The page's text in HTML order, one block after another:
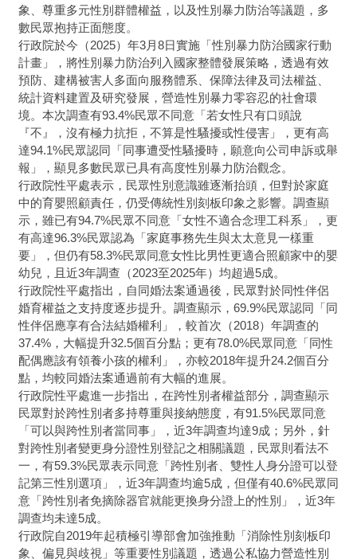
象、尊重多元性別群體權益，以及性別暴力防治等議題，多
數民眾抱持正面態度。
行政院於今（2025）年3月8日實施「性別暴力防治國家行動
計畫」，將性別暴力防治列入國家整體發展策略，透過有效
預防、建構被害人多面向服務體系、保障法律及司法權益、
統計資料建置及研究發展，營造性別暴力零容忍的社會環
境。本次調查有93.4%民眾不同意「若女性只有口頭說
『不』，沒有極力抗拒，不算是性騷擾或性侵害」，更有高
達94.1%民眾認同「同事遭受性騷擾時，願意向公司申訴或舉
報」，顯見多數民眾已具有高度性別暴力防治觀念。
行政院性平處表示，民眾性別意識雖逐漸抬頭，但對於家庭
中的育嬰照顧責任，仍受傳統性別刻板印象之影響。調查顯
示，雖已有94.7%民眾不同意「女性不適合念理工科系」，更
有高達96.3%民眾認為「家庭事務先生與太太意見一樣重
要」，但仍有58.3%民眾同意女性比男性更適合照顧家中的嬰
幼兒，且近3年調查（2023至2025年）均超過5成。
行政院性平處指出，自同婚法案通過後，民眾對於同性伴侶
婚育權益之支持度逐步提升。調查顯示，69.9%民眾認同「同
性伴侶應享有合法結婚權利」，較首次（2018）年調查的
37.4%，大幅提升32.5個百分點；更有78.0%民眾同意「同性
配偶應該有領養小孩的權利」，亦較2018年提升24.2個百分
點，均較同婚法案通過前有大幅的進展。
行政院性平處進一步指出，在跨性別者權益部分，調查顯示
民眾對於跨性別者多持尊重與接納態度，有91.5%民眾同意
「可以與跨性別者當同事」，近3年調查均達9成；另外，針
對跨性別者變更身分證性別登記之相關議題，民眾則看法不
一，有59.3%民眾表示同意「跨性別者、雙性人身分證可以登
記第三性別選項」，近3年調查均逾5成，但僅有40.6%民眾同
意「跨性別者免摘除器官就能更換身分證上的性別」，近3年
調查均未達5成。
行政院自2019年起積極引導部會加強推動「消除性別刻板印
象、偏見與歧視」等重要性別議題，透過公私協力營造性別